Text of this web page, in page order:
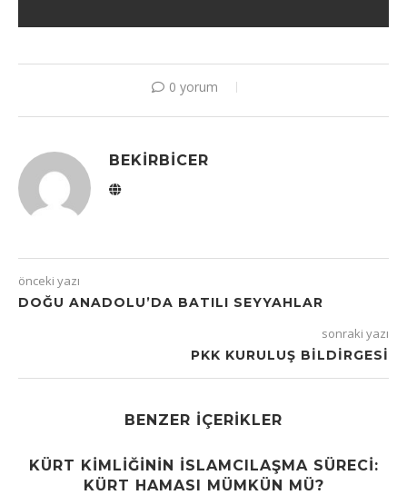
0 yorum
BEKIRBICER
önceki yazı
DOĞU ANADOLU’DA BATILI SEYYAHLAR
sonraki yazı
PKK KURULUŞ BILDIRGESI
BENZER İÇERIKLER
KÜRT KIMLIĞININ İSLAMCILAŞMA SÜRECI:
KÜRT HAMASI MÜMKÜN MÜ?